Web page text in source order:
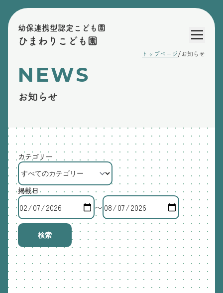
幼保連携型認定こども園
ひまわりこども園
トップページ/ お知らせ
NEWS
お知らせ
カテゴリー
掲載日
〜
検索